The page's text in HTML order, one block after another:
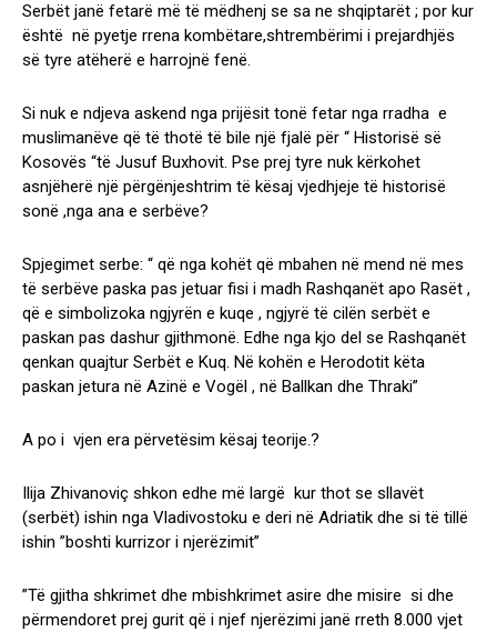
Serbët janë fetarë më të mëdhenj se sa ne shqiptarët ; por kur
është në pyetje rrena kombëtare,shtrembërimi i prejardhjës
së tyre atëherë e harrojnë fenë.
Si nuk e ndjeva askend nga prijësit tonë fetar nga rradha e
muslimanëve që të thotë të bile një fjalë për “ Historisë së
Kosovës “të Jusuf Buxhovit. Pse prej tyre nuk kërkohet
asnjëherë një përgënjeshtrim të kësaj vjedhjeje të historisë
sonë ,nga ana e serbëve?
Spjegimet serbe: “ që nga kohët që mbahen në mend në mes
të serbëve paska pas jetuar fisi i madh Rashqanët apo Rasët ,
që e simbolizoka ngjyrën e kuqe , ngjyrë të cilën serbët e
paskan pas dashur gjithmonë. Edhe nga kjo del se Rashqanët
qenkan quajtur Serbët e Kuq. Në kohën e Herodotit këta
paskan jetura në Azinë e Vogël , në Ballkan dhe Thraki”
A po i vjen era përvetësim kësaj teorije.?
Ilija Zhivanoviç shkon edhe më largë kur thot se sllavët
(serbët) ishin nga Vladivostoku e deri në Adriatik dhe si të tillë
ishin ”boshti kurrizor i njerëzimit”
”Të gjitha shkrimet dhe mbishkrimet asire dhe misire si dhe
përmendoret prej gurit që i njef njerëzimi janë rreth 8.000 vjet